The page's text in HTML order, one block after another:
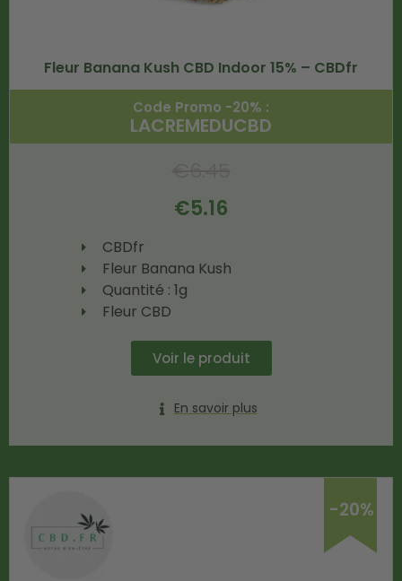
Fleur Banana Kush CBD Indoor 15% – CBDfr
Code Promo -20% :
LACREMEDUCBD
€5.16
CBDfr
Fleur Banana Kush
Quantité : 1g
Fleur CBD
Voir le produit
En savoir plus
-20%